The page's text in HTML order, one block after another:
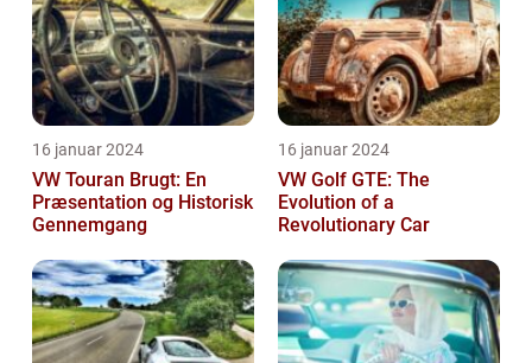
16 januar 2024
VW Touran Brugt: En
Præsentation og Historisk
Gennemgang
16 januar 2024
VW Golf GTE: The
Evolution of a
Revolutionary Car